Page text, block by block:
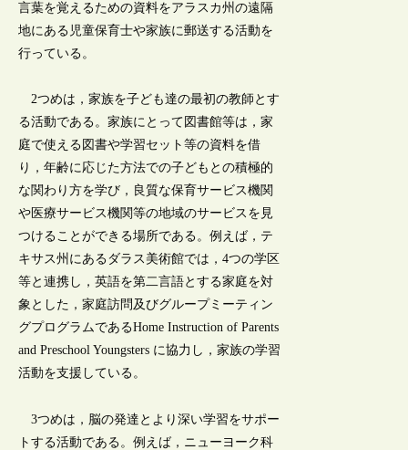
言葉を覚えるための資料をアラスカ州の遠隔
地にある児童保育士や家族に郵送する活動を
行っている。
2つめは，家族を子ども達の最初の教師とす
る活動である。家族にとって図書館等は，家
庭で使える図書や学習セット等の資料を借
り，年齢に応じた方法での子どもとの積極的
な関わり方を学び，良質な保育サービス機関
や医療サービス機関等の地域のサービスを見
つけることができる場所である。例えば，テ
キサス州にあるダラス美術館では，4つの学区
等と連携し，英語を第二言語とする家庭を対
象とした，家庭訪問及びグループミーティン
グプログラムであるHome Instruction of Parents
and Preschool Youngsters に協力し，家族の学習
活動を支援している。
3つめは，脳の発達とより深い学習をサポー
トする活動である。例えば，ニューヨーク科